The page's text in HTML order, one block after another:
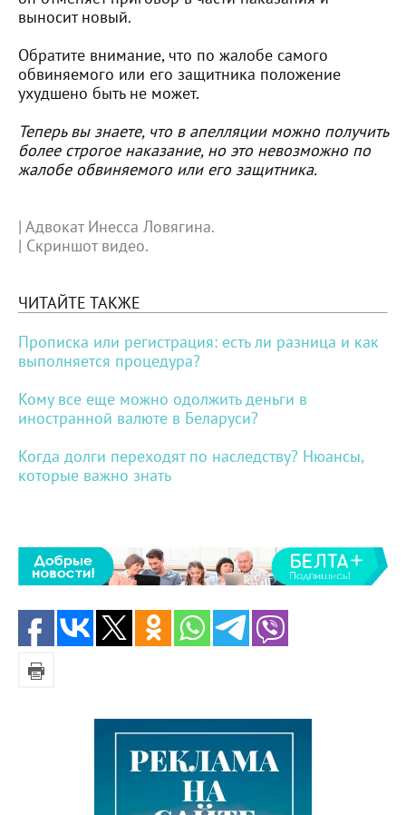
выносит новый.
Обратите внимание, что по жалобе самого
обвиняемого или его защитника положение
ухудшено быть не может.
Теперь вы знаете, что в апелляции можно получить
более строгое наказание, но это невозможно по
жалобе обвиняемого или его защитника.
| Адвокат Инесса Ловягина.
| Скриншот видео.
ЧИТАЙТЕ ТАКЖЕ
Прописка или регистрация: есть ли разница и как
выполняется процедура?
Кому все еще можно одолжить деньги в
иностранной валюте в Беларуси?
Когда долги переходят по наследству? Нюансы,
которые важно знать